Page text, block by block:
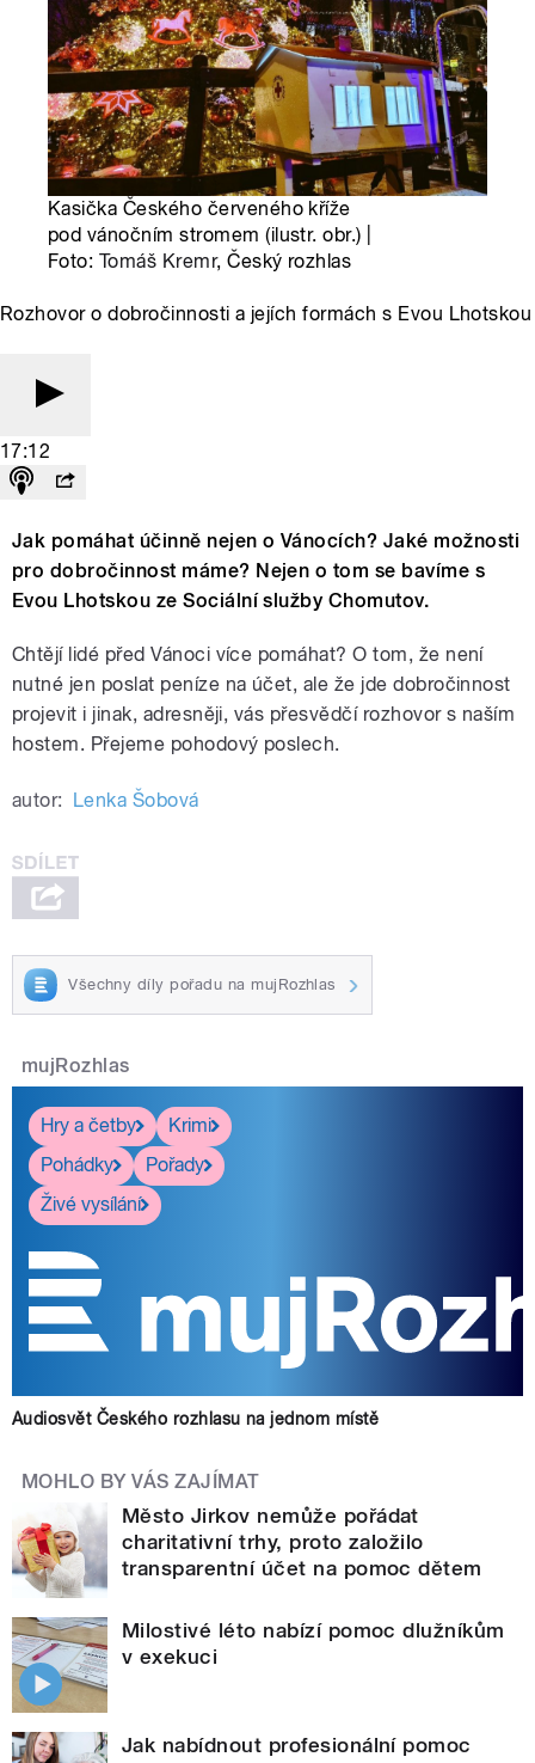
Kasička Českého červeného kříže
pod vánočním stromem (ilustr. obr.) |
Foto: Tomáš Kremr, Český rozhlas
Rozhovor o dobročinnosti a jejích formách s Evou Lhotskou
17:12
Jak pomáhat účinně nejen o Vánocích? Jaké možnosti
pro dobročinnost máme? Nejen o tom se bavíme s
Evou Lhotskou ze Sociální služby Chomutov.
Chtějí lidé před Vánoci více pomáhat? O tom, že není
nutné jen poslat peníze na účet, ale že jde dobročinnost
projevit i jinak, adresněji, vás přesvědčí rozhovor s naším
hostem. Přejeme pohodový poslech.
autor: Lenka Šobová
Všechny díly pořadu na mujRozhlas
mujRozhlas
Hry a četby
Krimi
Pohádky
Pořady
Živé vysílání
Audiosvět Českého rozhlasu na jednom místě
MOHLO BY VÁS ZAJÍMAT
Město Jirkov nemůže pořádat
charitativní trhy, proto založilo
transparentní účet na pomoc dětem
Milostivé léto nabízí pomoc dlužníkům
v exekuci
Jak nabídnout profesionální pomoc